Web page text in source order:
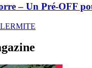
– Un Pré-OFF